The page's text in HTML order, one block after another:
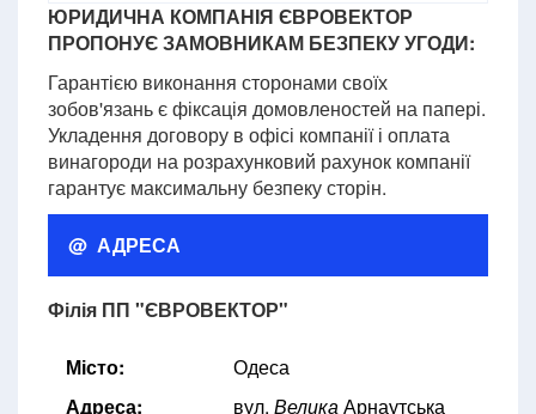
ЮРИДИЧНА КОМПАНІЯ ЄВРОВЕКТОР
ПРОПОНУЄ ЗАМОВНИКАМ БЕЗПЕКУ УГОДИ:
Гарантією виконання сторонами своїх
зобов'язань є фіксація домовленостей на папері.
Укладення договору в офісі компанії і оплата
винагороди на розрахунковий рахунок компанії
гарантує максимальну безпеку сторін.
@ АДРЕСА
Філія ПП "ЄВРОВЕКТОР"
Місто:
Одеса
Адреса:
вул. Велика Арнаутська